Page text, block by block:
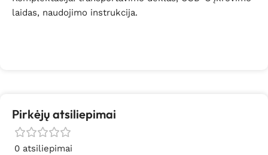
laidas, naudojimo instrukcija.
Pirkėjų atsiliepimai
0 atsiliepimai